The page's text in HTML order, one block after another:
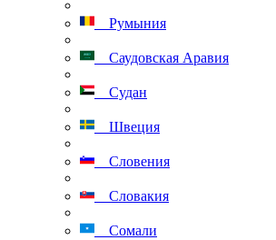
Румыния
Саудовская Аравия
Судан
Швеция
Словения
Словакия
Сомали